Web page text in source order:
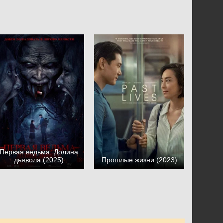
Первая ведьма. Долина
дьявола (2025)
Прошлые жизни (2023)